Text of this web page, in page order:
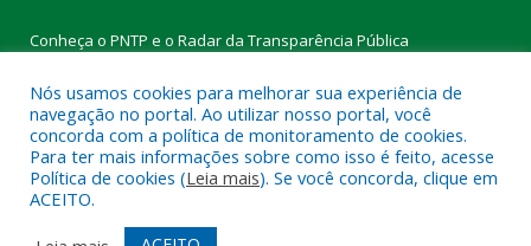
Conheça o PNTP e o Radar da Transparência Pública
Todos os direitos reservados a Prefeitura Municipal de Vitória do
Xingu.
Nós usamos cookies para melhorar sua experiência de
navegação no portal. Ao utilizar nosso portal, você
concorda com a política de monitoramento de cookies.
Para ter mais informações sobre como isso é feito, acesse
Política de cookies (Leia mais). Se você concorda, clique em
ACEITO.